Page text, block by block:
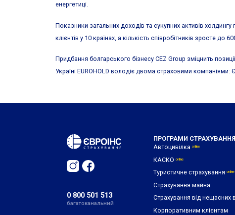
енергетиці.
Показники загальних доходів та сукупних активів
клієнтів у 10 країнах, а кількість співробітників зросте до
Придбання болгарського бізнесу CEZ Group зміцнить
Україні EUROHOLD володіє двома страховими компаніями:
0 800 501 513
багатоканальний
ПРОГРАМИ СТРАХУВАННЯ
Автоцивілка online
КАСКО online
Туристичне страхування online
Страхування майна
Страхування від нещасних
Корпоративним клієнтам